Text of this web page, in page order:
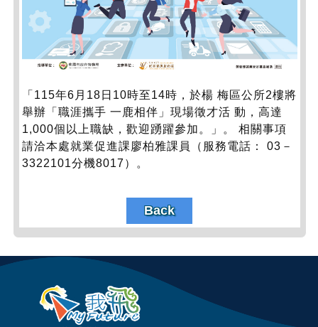
「115年6月18日10時至14時，於楊 梅區公所2樓將
舉辦「職涯攜手 一鹿相伴」現場徵才活 動，高達
1,000個以上職缺，歡迎踴躍參加。」。 相關事項
請洽本處就業促進課廖柏雅課員（服務電話： 03－
3322101分機8017）。
Back